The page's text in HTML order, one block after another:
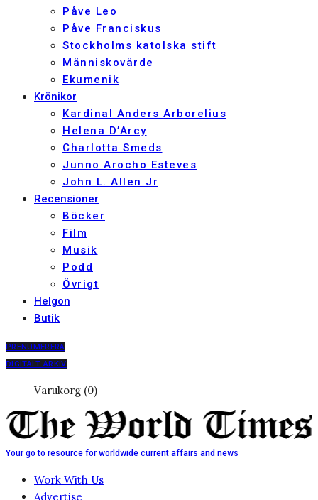
Påve Leo
Påve Franciskus
Stockholms katolska stift
Människovärde
Ekumenik
Krönikor
Kardinal Anders Arborelius
Helena D’Arcy
Charlotta Smeds
Junno Arocho Esteves
John L. Allen Jr
Recensioner
Böcker
Film
Musik
Podd
Övrigt
Helgon
Butik
PRENUMERERA
DIGITALT ARKIV
Varukorg (0)
Your go to resource for worldwide current affairs and news
Work With Us
Advertise